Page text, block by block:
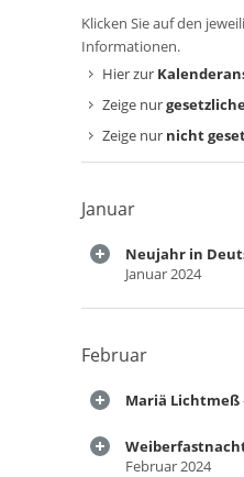
Klicken Sie auf den
Informationen.
Hier zur
Zeige nur
Zeige nur nicht
Januar
Neujahr in
Januar 2024
Februar
Mariä Lichtmeß
Februar 2024